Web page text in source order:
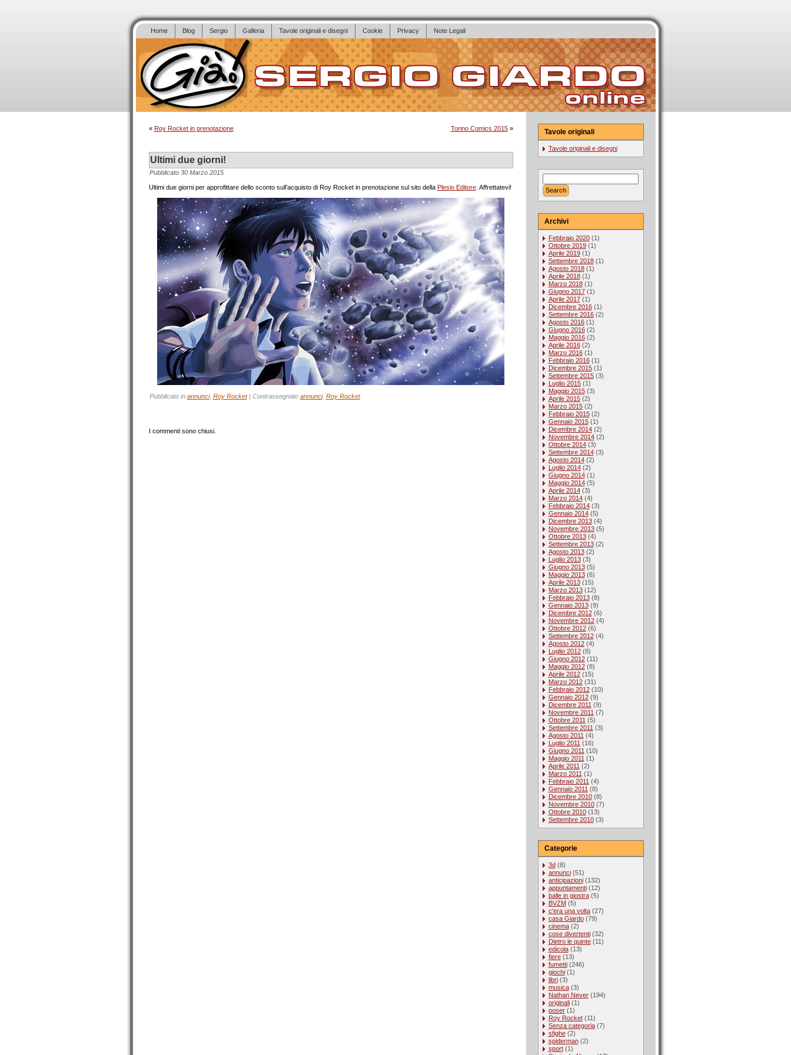
Home Blog Sergio Galleria Tavole originali e disegni Cookie Privacy Note Legali
« Roy Rocket in prenotazione Torino Comics 2015»
Ultimi due giorni!
Pubblicato 30 Marzo 2015
Ultimi due giorni per approfittare dello sconto sull’acquisto di Roy Rocket in prenotazione sul sito della Plesio Editore. Affrettatevi!
Pubblicato in annunci, Roy Rocket| Contrassegnato annunci, Roy Rocket
I commenti sono chiusi.
Tavole originali
Tavole originali e disegni
Archivi
Febbraio 2020(1)
Ottobre 2019(1)
Aprile 2019(1)
Settembre 2018(1)
Agosto 2018(1)
Aprile 2018(1)
Marzo 2018(1)
Giugno 2017(1)
Aprile 2017(1)
Dicembre 2016(1)
Settembre 2016(2)
Agosto 2016(1)
Giugno 2016(2)
Maggio 2016(2)
Aprile 2016(2)
Marzo 2016(1)
Febbraio 2016(1)
Dicembre 2015(1)
Settembre 2015(3)
Luglio 2015(1)
Maggio 2015(3)
Aprile 2015(2)
Marzo 2015(2)
Febbraio 2015(2)
Gennaio 2015(1)
Dicembre 2014(2)
Novembre 2014(2)
Ottobre 2014(3)
Settembre 2014(3)
Agosto 2014(2)
Luglio 2014(2)
Giugno 2014(1)
Maggio 2014(5)
Aprile 2014(3)
Marzo 2014(4)
Febbraio 2014(3)
Gennaio 2014(5)
Dicembre 2013(4)
Novembre 2013(5)
Ottobre 2013(4)
Settembre 2013(2)
Agosto 2013(2)
Luglio 2013(3)
Giugno 2013(5)
Maggio 2013(6)
Aprile 2013(15)
Marzo 2013(12)
Febbraio 2013(8)
Gennaio 2013(9)
Dicembre 2012(6)
Novembre 2012(4)
Ottobre 2012(6)
Settembre 2012(4)
Agosto 2012(4)
Luglio 2012(8)
Giugno 2012(11)
Maggio 2012(8)
Aprile 2012(15)
Marzo 2012(31)
Febbraio 2012(10)
Gennaio 2012(9)
Dicembre 2011 (9)
Novembre 2011 (7)
Ottobre 2011 (5)
Settembre 2011 (3)
Agosto 2011 (4)
Luglio 2011 (16)
Giugno 2011 (10)
Maggio 2011 (1)
Aprile 2011 (2)
Marzo 2011 (1)
Febbraio 2011 (4)
Gennaio 2011 (8)
Dicembre 2010(8)
Novembre 2010(7)
Ottobre 2010(13)
Settembre 2010(3)
Categorie
3d(8)
annunci(51)
anticipazioni(132)
appuntamenti(12)
balle in giostra(5)
BVZM(5)
c'era una volta(27)
casa Giardo(79)
cinema(2)
cose divertenti(32)
Dietro le quinte(11)
edicola(13)
fiere(13)
fumetti(246)
giochi(1)
libri(3)
musica(3)
Nathan Never(194)
originali(1)
poser(1)
Roy Rocket(11)
Senza categoria(7)
sfighe(2)
spiderman(2)
sport(1)